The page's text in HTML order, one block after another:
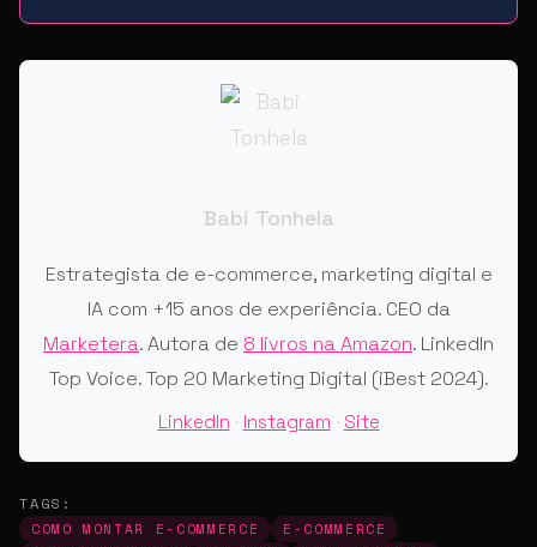
Babi Tonhela
Estrategista de e-commerce, marketing digital e
IA com +15 anos de experiência. CEO da
Marketera. Autora de 8 livros na Amazon. LinkedIn
Top Voice. Top 20 Marketing Digital (iBest 2024).
LinkedIn · Instagram · Site
TAGS:
COMO MONTAR E-COMMERCE
E-COMMERCE